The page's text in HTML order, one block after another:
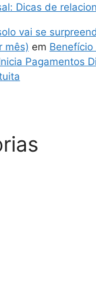
Dicas de
vai se
mês) em
Pagamentos